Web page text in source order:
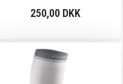
250,00 DKK